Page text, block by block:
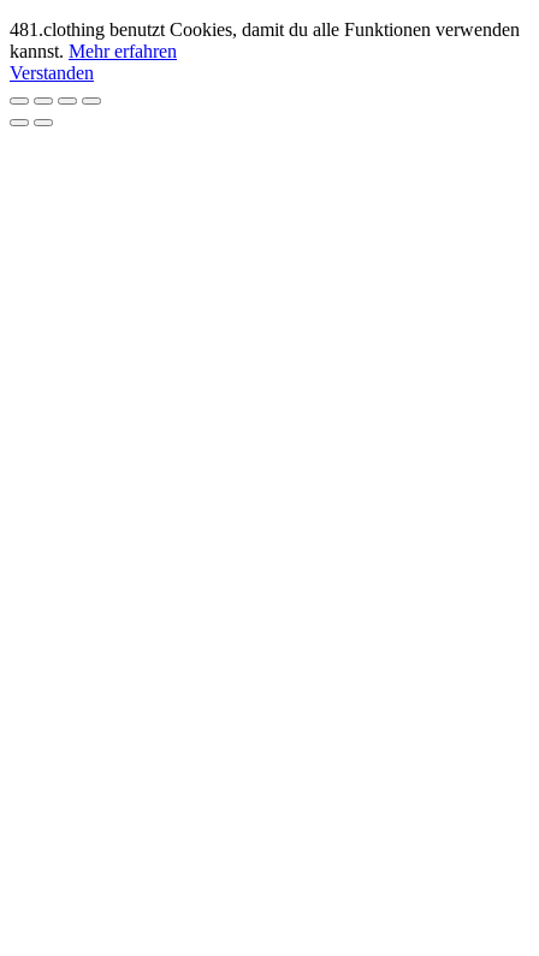
481.clothing benutzt Cookies, damit du alle Funktionen verwenden
kannst. Mehr erfahren
Verstanden